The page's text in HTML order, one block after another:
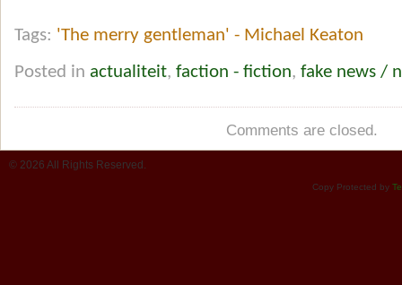
Tags: 'The merry gentleman' - Michael Keaton
Posted in actualiteit, faction - fiction, fake news /
Comments are closed.
© 2026 All Rights Reserved.
Copy Protected by